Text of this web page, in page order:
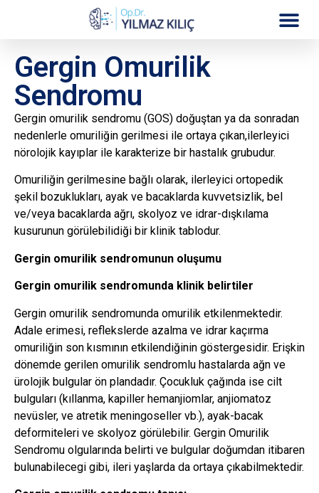
Gergin Omurilik
Sendromu
Gergin omurilik sendromu (GOS) doğuştan ya da sonradan
nedenlerle omuriliğin gerilmesi ile ortaya çıkan,ilerleyici
nörolojik kayıplar ile karakterize bir hastalık grubudur.
Omuriliğin gerilmesine bağlı olarak, ilerleyici ortopedik
şekil bozuklukları, ayak ve bacaklarda kuvvetsizlik, bel
ve/veya bacaklarda ağrı, skolyoz ve idrar-dışkılama
kusurunun görülebilidiği bir klinik tablodur.
Gergin omurilik sendromunun oluşumu
Gergin omurilik sendromunda klinik belirtiler
Gergin omurilik sendromunda omurilik etkilenmektedir.
Adale erimesi, reflekslerde azalma ve idrar kaçırma
omuriliğin son kısmının etkilendiğinin göstergesidir. Erişkin
dönemde gerilen omurilik sendromlu hastalarda ağn ve
ürolojik bulgular ön plandadır. Çocukluk çağında ise cilt
bulguları (kıllanma, kapiller hemanjiomlar, anjiomatoz
nevüsler, ve atretik meningoseller vb.), ayak-bacak
deformiteleri ve skolyoz görülebilir. Gergin Omurilik
Sendromu olgularında belirti ve bulgular doğumdan itibaren
bulunabilecegi gibi, ileri yaşlarda da ortaya çıkabilmektedir.